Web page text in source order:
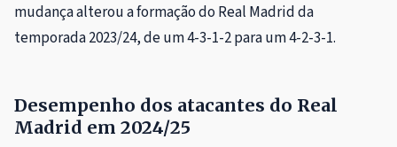
mudança alterou a formação do Real Madrid da
temporada 2023/24, de um 4-3-1-2 para um 4-2-3-1.
Desempenho dos atacantes do Real
Madrid em 2024/25